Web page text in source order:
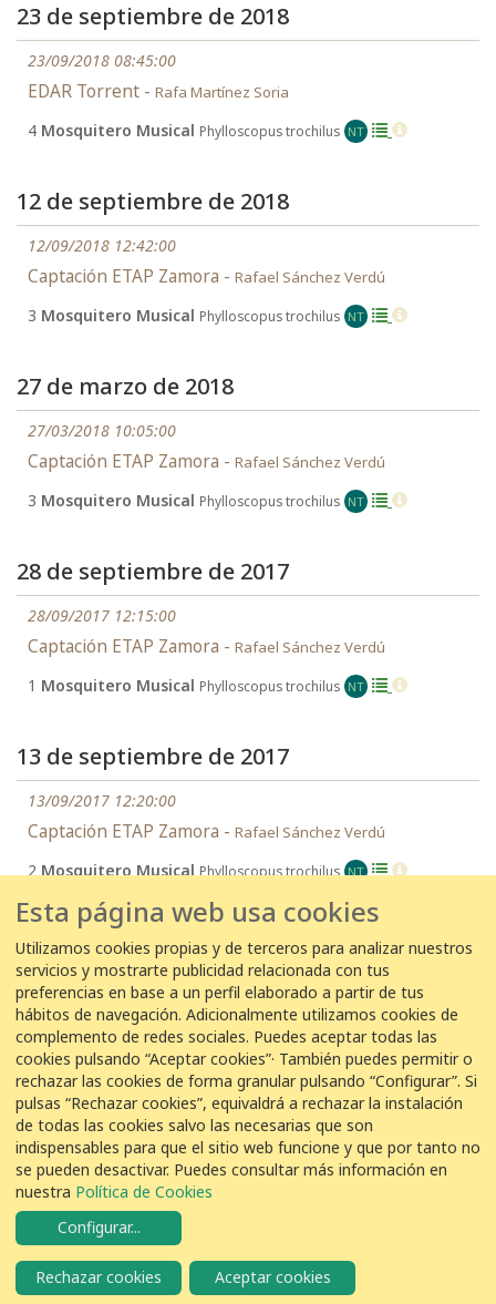
23 de septiembre de 2018
23/09/2018 08:45:00
EDAR Torrent - Rafa Martínez Soria
4 Mosquitero Musical Phylloscopus trochilus NT
12 de septiembre de 2018
12/09/2018 12:42:00
Captación ETAP Zamora - Rafael Sánchez Verdú
3 Mosquitero Musical Phylloscopus trochilus NT
27 de marzo de 2018
27/03/2018 10:05:00
Captación ETAP Zamora - Rafael Sánchez Verdú
3 Mosquitero Musical Phylloscopus trochilus NT
28 de septiembre de 2017
28/09/2017 12:15:00
Captación ETAP Zamora - Rafael Sánchez Verdú
1 Mosquitero Musical Phylloscopus trochilus NT
13 de septiembre de 2017
13/09/2017 12:20:00
Captación ETAP Zamora - Rafael Sánchez Verdú
2Mosquitero Musical Phylloscopus trochilus NT
1 de septiembre de 2017
01/09/2017 10:00:00
Captación ETAP Zamora -Rafael Sánchez Verdú
2Mosquitero Musical Phylloscopus trochilus NT
COLABORACIÓN
© VEOLIA Aviso legal Política de privacidad Política de Cookies
Esta página web usa cookies
Utilizamos cookies propias y de terceros para analizar nuestros
servicios y mostrarte publicidad relacionada con tus
preferencias en base a un perfil elaborado a partir de tus
hábitos de navegación. Adicionalmente utilizamos cookies de
complemento de redes sociales. Puedes aceptar todas las
cookies pulsando “Aceptar cookies”· También puedes permitir o
rechazar las cookies de forma granular pulsando “Configurar”. Si
pulsas “Rechazar cookies”, equivaldrá a rechazar la instalación
de todas las cookies salvo las necesarias que son
indispensables para que el sitio web funcione y que por tanto no
se pueden desactivar. Puedes consultar más información en
nuestra Política de Cookies
Configurar...
Rechazar cookies Aceptar cookies